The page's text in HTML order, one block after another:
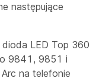
następujące
LED Top 360
9841, 9851 i
na telefonie